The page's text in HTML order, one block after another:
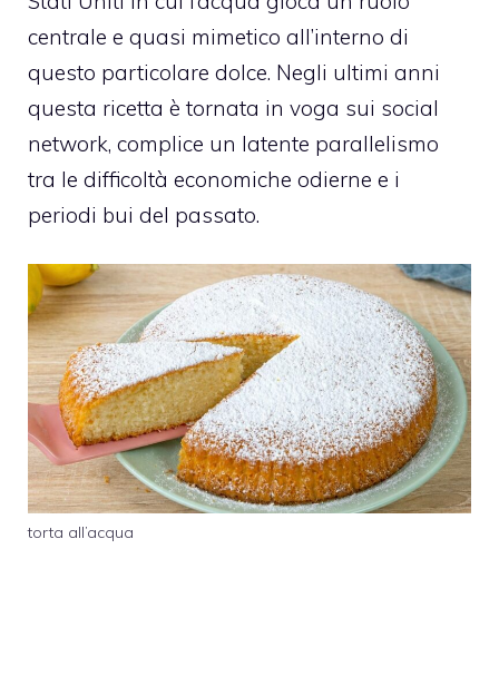
centrale e quasi mimetico all’interno di
questo particolare dolce. Negli ultimi anni
questa ricetta è tornata in voga sui social
network, complice un latente parallelismo
tra le difficoltà economiche odierne e i
periodi bui del passato.
torta all’acqua